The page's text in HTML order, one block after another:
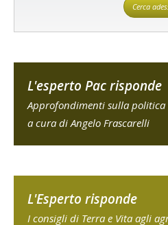
Cerca
L'esperto Pac risponde
Approfondimenti sulla politica
a cura di Angelo Frascarelli
L'Esperto risponde
I consigli di Terra e Vita agli